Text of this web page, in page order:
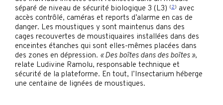
séparé de niveau de sécurité biologique 3 (L3) (2) avec
accès contrôlé, caméras et reports d’alarme en cas de
danger. Les moustiques y sont maintenus dans des
cages recouvertes de moustiquaires installées dans des
enceintes étanches qui sont elles-mêmes placées dans
des zones en dépression. « Des boîtes dans des boîtes »,
relate Ludivine Ramolu, responsable technique et
sécurité de la plateforme. En tout, l’Insectarium héberge
une centaine de lignées de moustiques.